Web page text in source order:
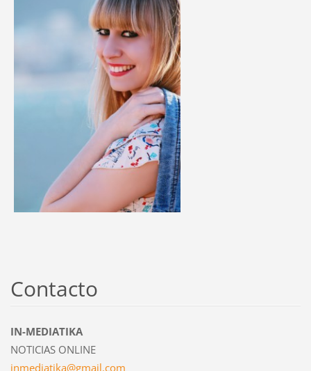
Contacto
IN-MEDIATIKA
NOTICIAS ONLINE
inmediatika@gmail.com